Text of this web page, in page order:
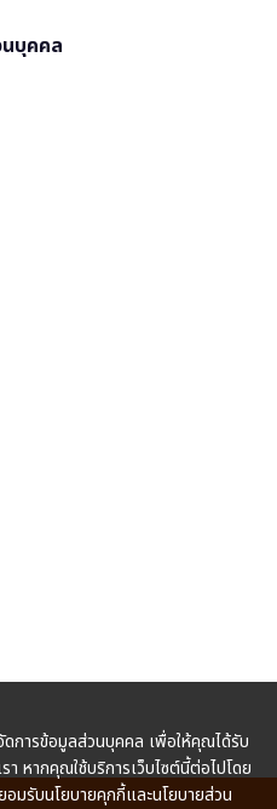
บุคคล
ดการข้อมูลส่วนบุคคล เพื่อให้คุณได้รับ
หากคุณใช้บริการเว็บไซต์นี้ต่อไปโดย
มรับนโยบายคุกกี้และนโยบายส่วน